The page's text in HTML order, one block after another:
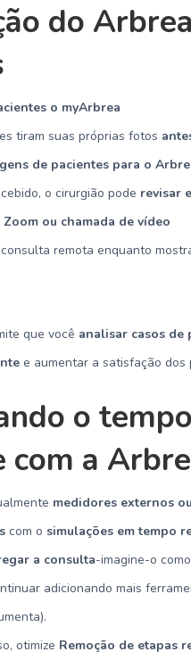
do
o myArbrea
tiram suas próprias fotos
de pacientes para o
o cirurgião pode revisar
ou chamada de vídeo
remota enquanto
que você analisar casos de
e aumentar a satisfação dos
o
com a
medidores externos
com o simulações em tempo
a consulta-imagine-o
adicionando mais
otimize Remoção de etapas